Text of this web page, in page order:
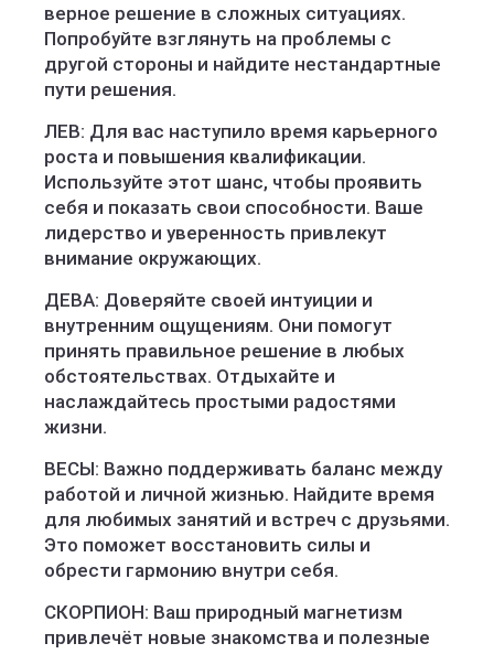
верное решение в сложных ситуациях.
Попробуйте взглянуть на проблемы с
другой стороны и найдите нестандартные
пути решения.
ЛЕВ: Для вас наступило время карьерного
роста и повышения квалификации.
Используйте этот шанс, чтобы проявить
себя и показать свои способности. Ваше
лидерство и уверенность привлекут
внимание окружающих.
ДЕВА: Доверяйте своей интуиции и
внутренним ощущениям. Они помогут
принять правильное решение в любых
обстоятельствах. Отдыхайте и
наслаждайтесь простыми радостями
жизни.
ВЕСЫ: Важно поддерживать баланс между
работой и личной жизнью. Найдите время
для любимых занятий и встреч с друзьями.
Это поможет восстановить силы и
обрести гармонию внутри себя.
СКОРПИОН: Ваш природный магнетизм
привлечёт новые знакомства и полезные